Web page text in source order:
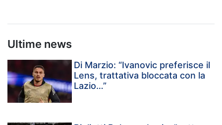
Ultime news
Di Marzio: “Ivanovic preferisce il
Lens, trattativa bloccata con la
Lazio…”